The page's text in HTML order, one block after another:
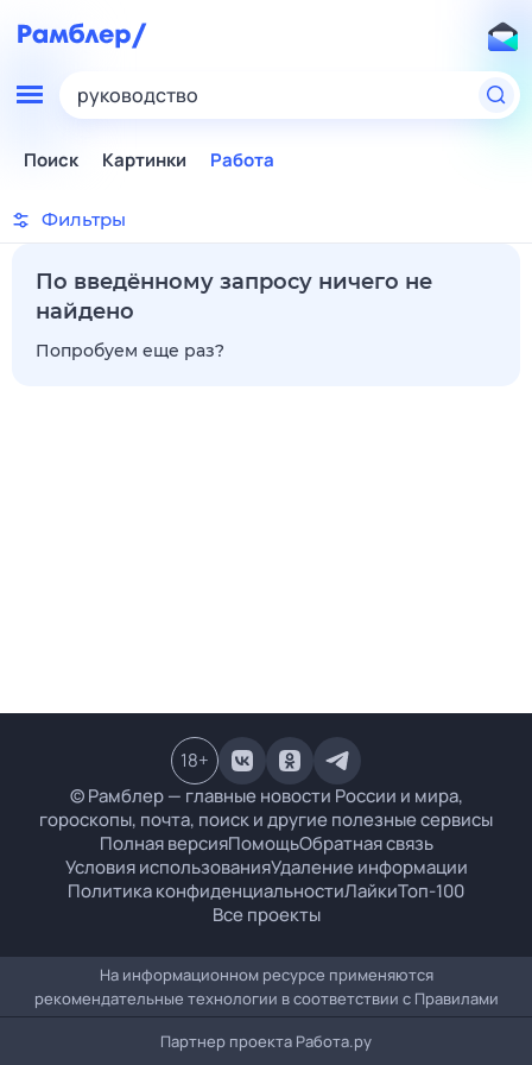
руководство
Поиск Картинки Работа
Фильтры
По введённому запросу ничего не
найдено
Попробуем еще раз?
© Рамблер — главные новости России и мира,
гороскопы, почта, поиск и другие полезные сервисы
Полная версияПомощьОбратная связь
Условия использованияУдаление информации
Политика конфиденциальностиЛайкиТоп-100
Все проекты
18+
На информационном ресурсе применяются
рекомендательные технологии в соответствии с Правилами
Партнер проекта Работа.ру